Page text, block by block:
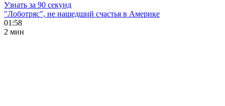
Узнать за 90 секунд
"Лоботряс", не нашедший счастья в Америке
01:58
2 мин